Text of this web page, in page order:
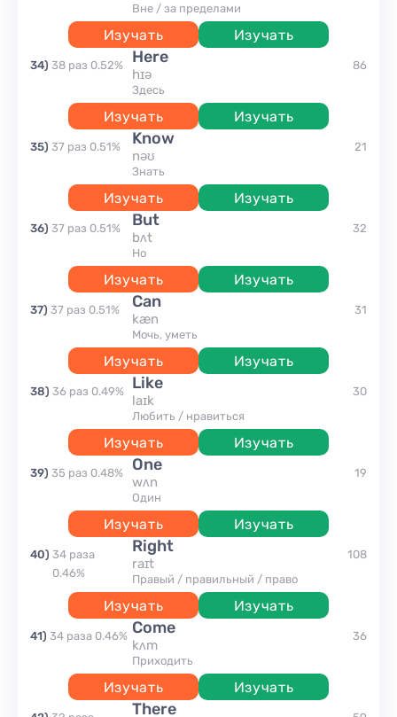
вне / за пределами
Изучать Изучать
34) 38 раз 0.52% here
hɪə
здесь
Изучать Изучать
86
35) 37 раз 0.51% know
nəʊ
знать
Изучать Изучать
21
36) 37 раз 0.51% but
bʌt
но
Изучать Изучать
32
37) 37 раз 0.51% can
kæn
Мочь, уметь
Изучать Изучать
31
38) 36 раз 0.49% like
laɪk
любить / нравиться
Изучать Изучать
30
39) 35 раз 0.48% one
wʌn
один
Изучать Изучать
19
40) 34 раза
0.46%
right
raɪt
правый / правильный / право
Изучать Изучать
108
41) 34 раза 0.46% come
kʌm
приходить
Изучать Изучать
36
there